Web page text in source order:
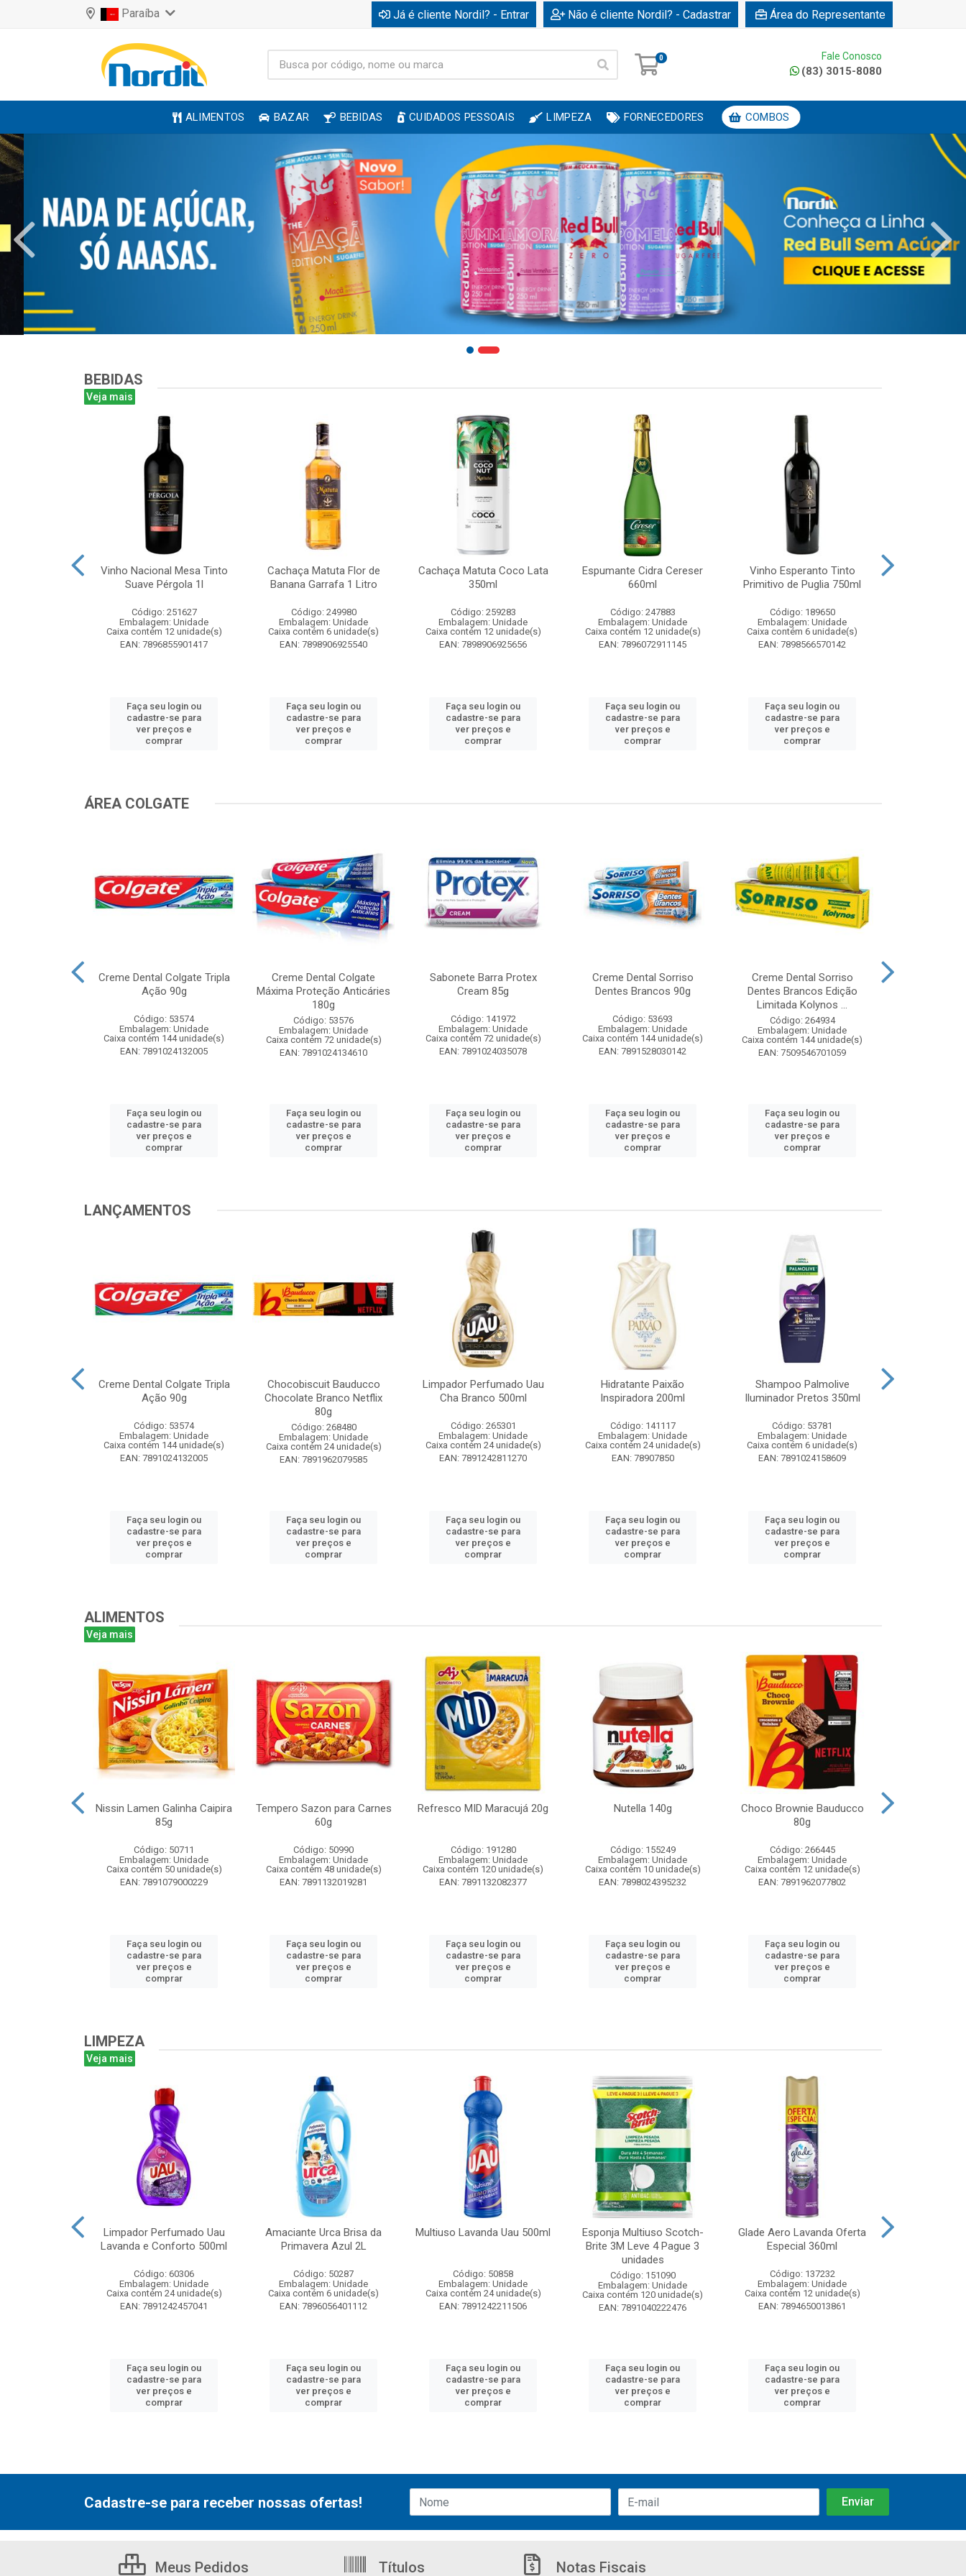
Paraíba Já é cliente Nordil? - Entrar Não é cliente Nordil? - Cadastrar Área do Representante
0 Fale Conosco
(83) 3015-8080
ALIMENTOS BAZAR BEBIDAS CUIDADOS PESSOAIS LIMPEZA FORNECEDORES COMBOS
BEBIDAS
Veja mais
Vinho Nacional Mesa Tinto
Suave Pérgola 1l
Código: 251627
Embalagem: Unidade
Caixa contém 12 unidade(s)
EAN: 7896855901417
Faça seu login ou
cadastre-se para
ver preços e
comprar
Cachaça Matuta Flor de
Banana Garrafa 1 Litro
Código: 249980
Embalagem: Unidade
Caixa contém 6 unidade(s)
EAN: 7898906925540
Faça seu login ou
cadastre-se para
ver preços e
comprar
Cachaça Matuta Coco Lata
350ml
Código: 259283
Embalagem: Unidade
Caixa contém 12 unidade(s)
EAN: 7898906925656
Faça seu login ou
cadastre-se para
ver preços e
comprar
Espumante Cidra Cereser
660ml
Código: 247883
Embalagem: Unidade
Caixa contém 12 unidade(s)
EAN: 7896072911145
Faça seu login ou
cadastre-se para
ver preços e
comprar
Vinho Esperanto Tinto
Primitivo de Puglia 750ml
Código: 189650
Embalagem: Unidade
Caixa contém 6 unidade(s)
EAN: 7898566570142
Faça seu login ou
cadastre-se para
ver preços e
comprar
ÁREA COLGATE
Creme Dental Colgate Tripla
Ação 90g
Código: 53574
Embalagem: Unidade
Caixa contém 144 unidade(s)
EAN: 7891024132005
Faça seu login ou
cadastre-se para
ver preços e
comprar
Creme Dental Colgate
Máxima Proteção Anticáries
180g
Código: 53576
Embalagem: Unidade
Caixa contém 72 unidade(s)
EAN: 7891024134610
Faça seu login ou
cadastre-se para
ver preços e
comprar
Sabonete Barra Protex
Cream 85g
Código: 141972
Embalagem: Unidade
Caixa contém 72 unidade(s)
EAN: 7891024035078
Faça seu login ou
cadastre-se para
ver preços e
comprar
Creme Dental Sorriso
Dentes Brancos 90g
Código: 53693
Embalagem: Unidade
Caixa contém 144 unidade(s)
EAN: 7891528030142
Faça seu login ou
cadastre-se para
ver preços e
comprar
Creme Dental Sorriso
Dentes Brancos Edição
Limitada Kolynos ...
Código: 264934
Embalagem: Unidade
Caixa contém 144 unidade(s)
EAN: 7509546701059
Faça seu login ou
cadastre-se para
ver preços e
comprar
LANÇAMENTOS
Creme Dental Colgate Tripla
Ação 90g
Código: 53574
Embalagem: Unidade
Caixa contém 144 unidade(s)
EAN: 7891024132005
Faça seu login ou
cadastre-se para
ver preços e
comprar
Chocobiscuit Bauducco
Chocolate Branco Netflix
80g
Código: 268480
Embalagem: Unidade
Caixa contém 24 unidade(s)
EAN: 7891962079585
Faça seu login ou
cadastre-se para
ver preços e
comprar
Limpador Perfumado Uau
Cha Branco 500ml
Código: 265301
Embalagem: Unidade
Caixa contém 24 unidade(s)
EAN: 7891242811270
Faça seu login ou
cadastre-se para
ver preços e
comprar
Hidratante Paixão
Inspiradora 200ml
Código: 141117
Embalagem: Unidade
Caixa contém 24 unidade(s)
EAN: 78907850
Faça seu login ou
cadastre-se para
ver preços e
comprar
Shampoo Palmolive
Iluminador Pretos 350ml
Código: 53781
Embalagem: Unidade
Caixa contém 6 unidade(s)
EAN: 7891024158609
Faça seu login ou
cadastre-se para
ver preços e
comprar
ALIMENTOS
Veja mais
Nissin Lamen Galinha Caipira
85g
Código: 50711
Embalagem: Unidade
Caixa contém 50 unidade(s)
EAN: 7891079000229
Faça seu login ou
cadastre-se para
ver preços e
comprar
Tempero Sazon para Carnes
60g
Código: 50990
Embalagem: Unidade
Caixa contém 48 unidade(s)
EAN: 7891132019281
Faça seu login ou
cadastre-se para
ver preços e
comprar
Refresco MID Maracujá 20g
Código: 191280
Embalagem: Unidade
Caixa contém 120 unidade(s)
EAN: 7891132082377
Faça seu login ou
cadastre-se para
ver preços e
comprar
Nutella 140g
Código: 155249
Embalagem: Unidade
Caixa contém 10 unidade(s)
EAN: 7898024395232
Faça seu login ou
cadastre-se para
ver preços e
comprar
Choco Brownie Bauducco
80g
Código: 266445
Embalagem: Unidade
Caixa contém 12 unidade(s)
EAN: 7891962077802
Faça seu login ou
cadastre-se para
ver preços e
comprar
LIMPEZA
Veja mais
Limpador Perfumado Uau
Lavanda e Conforto 500ml
Código: 60306
Embalagem: Unidade
Caixa contém 24 unidade(s)
EAN: 7891242457041
Faça seu login ou
cadastre-se para
ver preços e
comprar
Amaciante Urca Brisa da
Primavera Azul 2L
Código: 50287
Embalagem: Unidade
Caixa contém 6 unidade(s)
EAN: 7896056401112
Faça seu login ou
cadastre-se para
ver preços e
comprar
Multiuso Lavanda Uau 500ml
Código: 50858
Embalagem: Unidade
Caixa contém 24 unidade(s)
EAN: 7891242211506
Faça seu login ou
cadastre-se para
ver preços e
comprar
Esponja Multiuso Scotch-
Brite 3M Leve 4 Pague 3
unidades
Código: 151090
Embalagem: Unidade
Caixa contém 120 unidade(s)
EAN: 7891040222476
Faça seu login ou
cadastre-se para
ver preços e
comprar
Glade Aero Lavanda Oferta
Especial 360ml
Código: 137232
Embalagem: Unidade
Caixa contém 12 unidade(s)
EAN: 7894650013861
Faça seu login ou
cadastre-se para
ver preços e
comprar
Cadastre-se para receber nossas ofertas!
Meus Pedidos Títulos Notas Fiscais